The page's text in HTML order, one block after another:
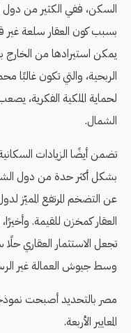
السكن، ففي الكثير من دول
يمكن استيرادها من
الربحية، والتي تكون غالبًا
لحماية الملكية الفكرية،
الشمال.
تضمن أيضًا الزيادات
بشكل أكثر حدة من دول
عن التضخم المرتفع المميّز
العقار كمخزن للقيمة.
تجعل الاستثمار العقاري
وسط جيوش العمالة غير
مصر بالتحديد أصبحت نموذجًا
المعايير الأربعة.